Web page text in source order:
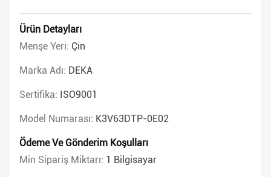
Ürün Detayları
Menşe Yeri: Çin
Marka Adı: DEKA
Sertifika: ISO9001
Model Numarası: K3V63DTP-0E02
Ödeme Ve Gönderim Koşulları
Min Sipariş Miktarı: 1 Bilgisayar